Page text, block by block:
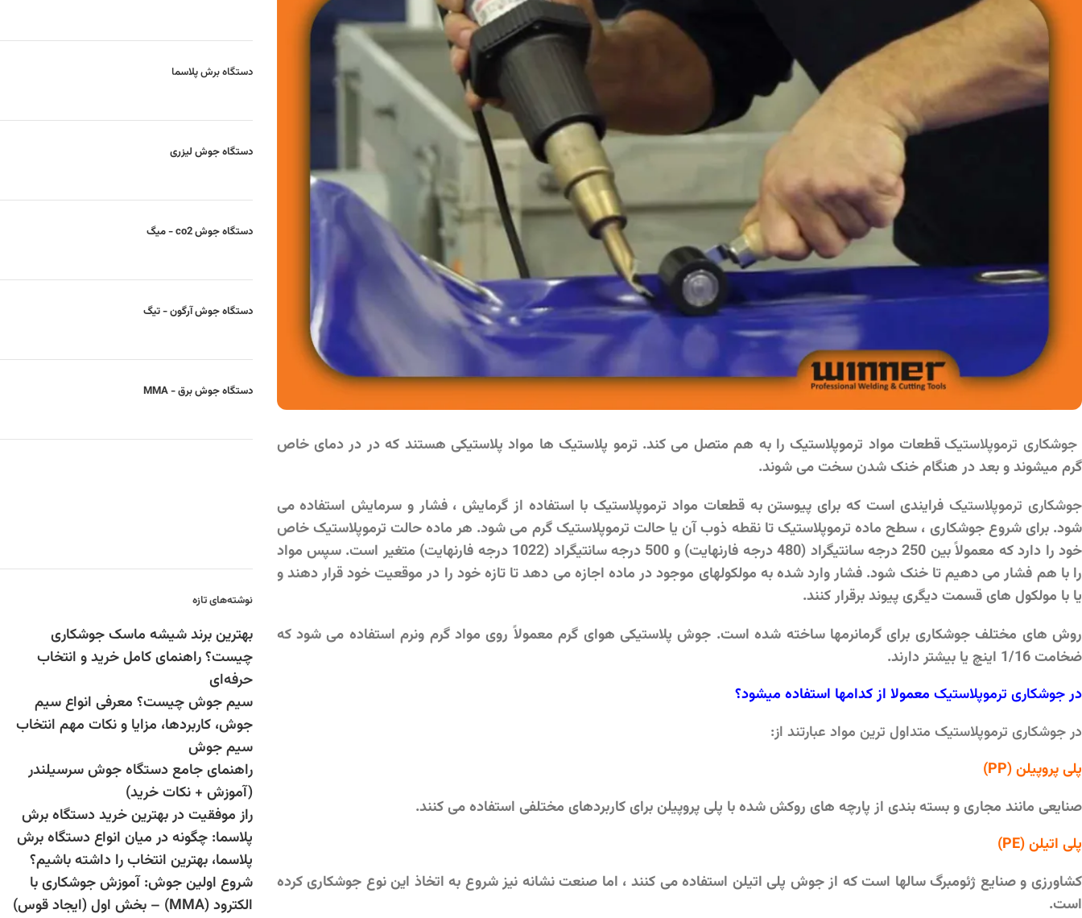
جوشکاری ترموپلاستیکقطعات مواد ترموپلاستیک را به هم متصل می کند. ترمو پلاستیک ها مواد پلاستیکی هستند که در در دمای خاص
گرم میشوند و بعد در هنگام خنک شدن سخت می شوند.
جوشکاری ترموپلاستیکفرایندی است که برای پیوستن به قطعات مواد ترموپلاستیک با استفاده از گرمایش ، فشار و سرمایش استفاده می
شود. برای شروع جوشکاری ، سطح ماده ترموپلاستیک تا نقطه ذوب آن یا حالت ترموپلاستیک گرم می شود. هر ماده حالت ترموپلاستیک خاص
خود را دارد که معمولاً بین 250 درجه سانتیگراد (480 درجه فارنهایت) و 500 درجه سانتیگراد (1022 درجه فارنهایت) متغیر است. سپس مواد
را با هم فشار می دهیم تا خنک شود. فشار وارد شده به مولکولهای موجود در ماده اجازه می دهد تا تازه خود را در موقعیت خود قرار دهند و
یا با مولکول های قسمت دیگری پیوند برقرار کنند.
روش های مختلف جوشکاری برای گرمانرمها ساخته شده است. جوش پلاستیکی هوای گرم معمولاً روی مواد گرم ونرم استفاده می شود که
ضخامت 1/16 اینچ یا بیشتر دارند.
درجوشکاری ترموپلاستیک معمولا از کدامها استفاده میشود؟
در جوشکاری ترموپلاستیک متداول ترین مواد عبارتند از:
پلی پروپیلن (PP)
صنایعی مانند مجاری و بسته بندی از پارچه های روکش شده با پلی پروپیلن برای کاربردهای مختلفی استفاده می کنند.
پلی اتیلن (PE)
کشاورزی و صنایع ژئومبرگ سالها است که از جوش پلی اتیلن استفاده می کنند ، اما صنعت نشانه نیز شروع به اتخاذ این نوع جوشکاری کرده
است.
دستگاه برش پلاسما
دستگاه جوش لیزری
دستگاه جوش co2 - میگ
دستگاه جوش آرگون - تیگ
دستگاه جوش برق - MMA
نوشته‌های تازه
بهترین برند شیشه ماسک جوشکاری
چیست؟ راهنمای کامل خرید و انتخاب
حرفه‌ای
سیم جوش چیست؟ معرفی انواع سیم
جوش، کاربردها، مزایا و نکات مهم انتخاب
سیم جوش
راهنمای جامع دستگاه جوش سرسیلندر
(آموزش + نکات خرید)
راز موفقیت در بهترین خرید دستگاه برش
پلاسما: چگونه در میان انواع دستگاه برش
پلاسما، بهترین انتخاب را داشته باشیم؟
شروع اولین جوش: آموزش جوشکاری با
الکترود (MMA) – بخش اول (ایجاد قوس)